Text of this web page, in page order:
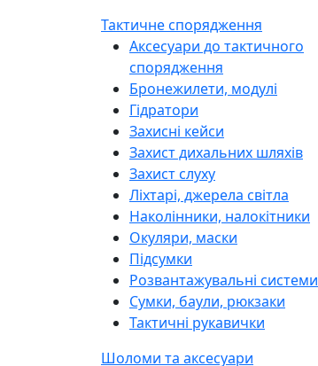
Тактичне спорядження
Аксесуари до тактичного
спорядження
Бронежилети, модулі
Гідратори
Захисні кейси
Захист дихальних шляхів
Захист слуху
Ліхтарі, джерела світла
Наколінники, налокітники
Окуляри, маски
Підсумки
Розвантажувальні системи
Сумки, баули, рюкзаки
Тактичні рукавички
Шоломи та аксесуари